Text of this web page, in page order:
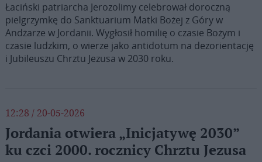
Łaciński patriarcha Jerozolimy celebrował doroczną
pielgrzymkę do Sanktuarium Matki Bożej z Góry w
Andżarze w Jordanii. Wygłosił homilię o czasie Bożym i
czasie ludzkim, o wierze jako antidotum na dezorientację
i Jubileuszu Chrztu Jezusa w 2030 roku.
12:28 / 20-05-2026
Jordania otwiera „Inicjatywę 2030”
ku czci 2000. rocznicy Chrztu Jezusa